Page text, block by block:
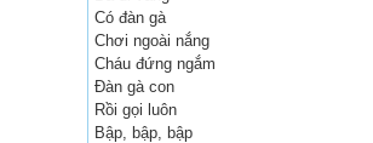
Có đàn gà
Chơi ngoài nắng
Cháu đứng ngắm
Đàn gà con
Rồi gọi luôn
Bập, bập, bập